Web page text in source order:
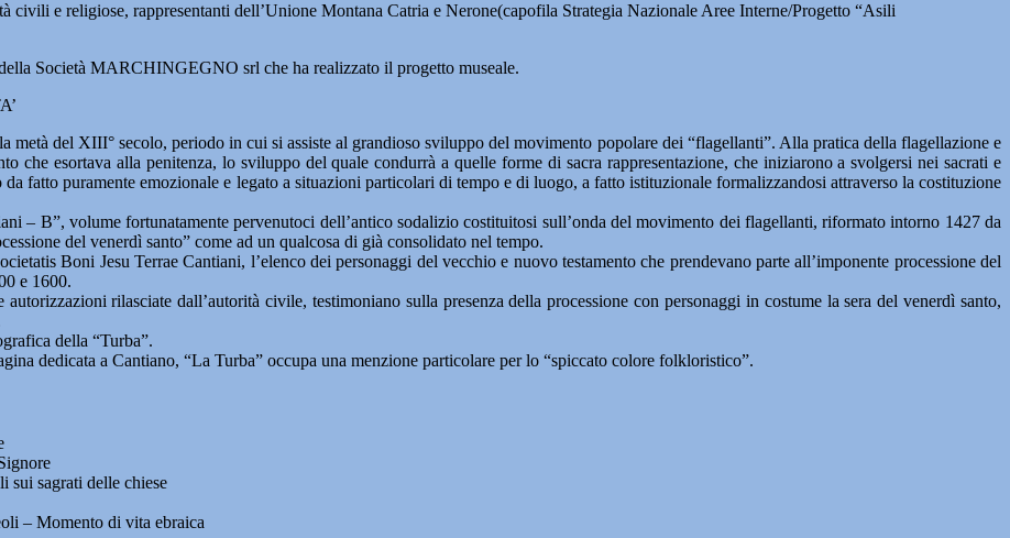
civili e religiose, rappresentanti dell’Unione Montana Catria e Nerone(capofila Strategia Nazionale Aree Interne/Progetto “Asili
Società MARCHINGEGNO srl che ha realizzato il progetto museale.
metà del XIII° secolo, periodo in cui si assiste al grandioso sviluppo del movimento popolare dei “flagellanti”. Alla pratica della flagellazione e
che esortava alla penitenza, lo sviluppo del quale condurrà a quelle forme di sacra rappresentazione, che iniziarono a svolgersi nei sacrati e
fatto puramente emozionale e legato a situazioni particolari di tempo e di luogo, a fatto istituzionale formalizzandosi attraverso la costituzione
– B”, volume fortunatamente pervenutoci dell’antico sodalizio costituitosi sull’onda del movimento dei flagellanti, riformato intorno 1427 da
del venerdì santo” come ad un qualcosa di già consolidato nel tempo.
Boni Jesu Terrae Cantiani, l’elenco dei personaggi del vecchio e nuovo testamento che prendevano parte all’imponente processione del
e 1600.
rilasciate dall’autorità civile, testimoniano sulla presenza della processione con personaggi in costume la sera del venerdì santo,
della “Turba”.
dedicata a Cantiano, “La Turba” occupa una menzione particolare per lo “spiccato colore folkloristico”.
sui sagrati delle chiese
– Momento di vita ebraica